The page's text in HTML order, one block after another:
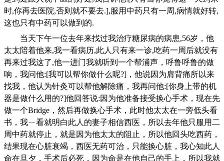
时,你再去医院,否则就不要去.],服用中药只有一周,病情就好转,
这也只有中药可以做到的.
当天下午一位去年来找过我治疗糖尿病的病患,56岁，他
太太陪着他来,我一看病历,此人只有来一诊,吃药一周后就没有
再来过我这了,他一进门我就听到一个帮浦声，呼鲁呼鲁的做
响，我问他:[我可以帮你做什么呢?] ，他说因为肩背痛所以来
找我，他认为针灸可以帮他解除痛，我再问他:[你身上带的机
器是做什么用的?]他回答说:因为他准备接受换心手术，现在先
做一个Bridge ，然后再做换心手术，此时他太太在一旁低头看
书，我ㄧ看就明白此人的妻子相信西医，所以去年他只服用二
周中药就停止，就是因为他太太的阻止，所以他回头吃西药，
结果现在心脏衰竭，西医无药可治，只能换心脏，我心知此人
命在旦夕，手术后必死，因为命是在他自己的手上，所以我就